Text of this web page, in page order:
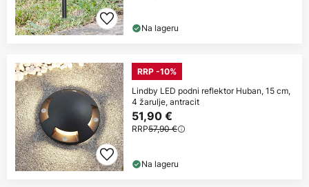
Na lageru
RRP -10%
Lindby LED podni reflektor Huban, 15 cm,
4 žarulje, antracit
51,90 €
RRP57,90 €
Na lageru